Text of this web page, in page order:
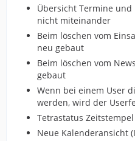
Übersicht Termine
nicht miteinander
Beim löschen vom
neu gebaut
Beim löschen vom
gebaut
Wenn bei einem User
werden, wird der
Tetrastatus
Neue Kalenderansicht